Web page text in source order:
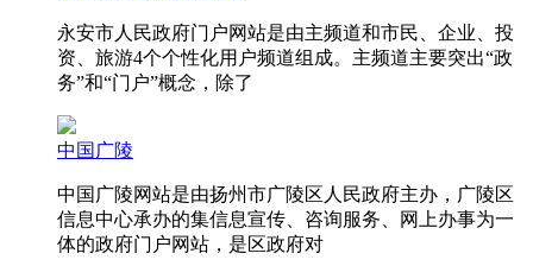
永安市人民政府门户网站是由主频道和市民、企业、投
资、旅游4个个性化用户频道组成。主频道主要突出“政
务”和“门户”概念，除了
中国广陵
中国广陵网站是由扬州市广陵区人民政府主办，广陵区
信息中心承办的集信息宣传、咨询服务、网上办事为一
体的政府门户网站，是区政府对